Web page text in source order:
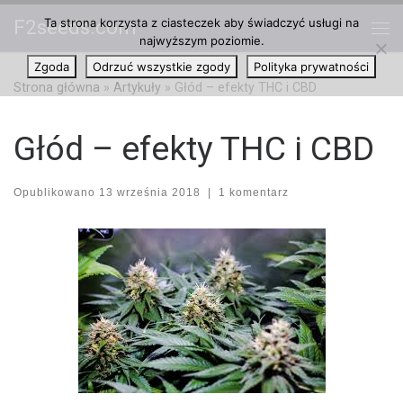
Przejdź do treści
F2seeds.com
Strona główna » Artykuły » Głód – efekty THC i CBD
Głód – efekty THC i CBD
Opublikowano 13 września 2018 | 1 komentarz
Ta strona korzysta z ciasteczek aby świadczyć usługi na
najwyższym poziomie.
Zgoda
Odrzuć wszystkie zgody Polityka prywatności